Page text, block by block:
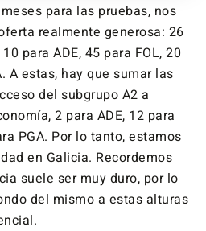
para las pruebas, nos
realmente generosa: 26
para ADE, 45 para FOL, 20
A estas, hay que sumar las
del subgrupo A2 a
2 para ADE, 12 para
PGA. Por lo tanto, estamos
en Galicia. Recordemos
suele ser muy duro, por lo
del mismo a estas alturas